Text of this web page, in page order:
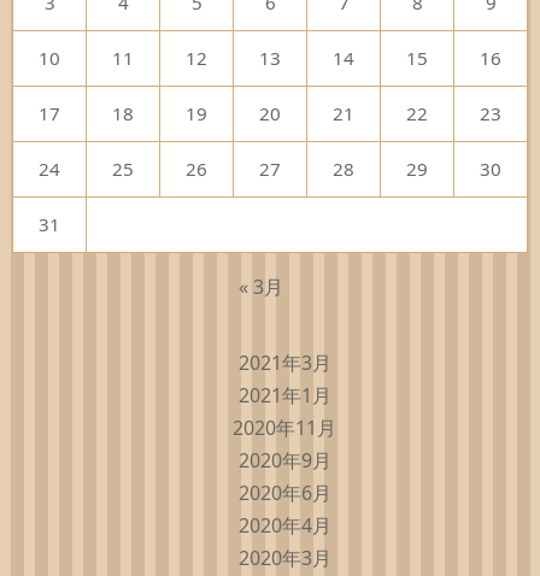
10 11 12 13 14 15 16
17 18 19 20 21 22 23
24 25 26 27 28 29 30
31
« 3月
2021年3月
2021年1月
2020年11月
2020年9月
2020年6月
2020年4月
2020年3月